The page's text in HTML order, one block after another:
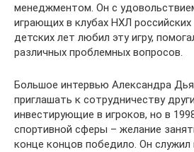
менеджментом. Он с
играющих в клубах НХЛ российских
детских лет любил эту игру,
различных проблемных вопросов.
Большое интервью Александра
приглашать к сотрудничеству
инвестирующие в игроков, но в
спортивной сферы – желание
конце концов победило. Он служил